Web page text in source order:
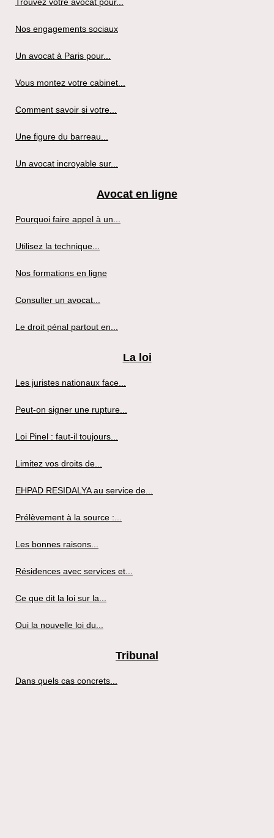
Nos engagements sociaux
Un avocat à Paris pour...
Vous montez votre cabinet...
Comment savoir si votre...
Une figure du barreau...
Un avocat incroyable sur...
Avocat en ligne
Pourquoi faire appel à un...
Utilisez la technique...
Nos formations en ligne
Consulter un avocat...
Le droit pénal partout en...
La loi
Les juristes nationaux face...
Peut-on signer une rupture...
Loi Pinel : faut-il toujours...
Limitez vos droits de...
EHPAD RESIDALYA au service de...
Prélèvement à la source :...
Les bonnes raisons...
Résidences avec services et...
Ce que dit la loi sur la...
Oui la nouvelle loi du...
Tribunal
Dans quels cas concrets...